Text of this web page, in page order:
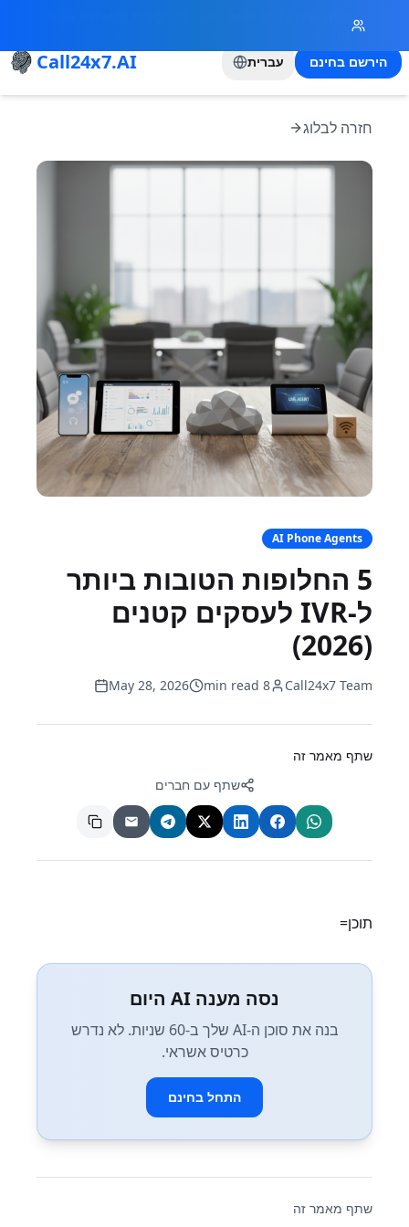
Call24x7.AI עברית הירשם בחינם
חזרה לבלוג
AI Phone Agents
5 החלופות הטובות ביותר
ל-IVR לעסקים קטנים
(2026)
May 28, 2026 8 min read Call24x7 Team
שתף מאמר זה
שתף עם חברים
תוכן=
נסה מענה AI היום
בנה את סוכן ה-AI שלך ב-60 שניות. לא נדרש
כרטיס אשראי.
התחל בחינם
שתף מאמר זה